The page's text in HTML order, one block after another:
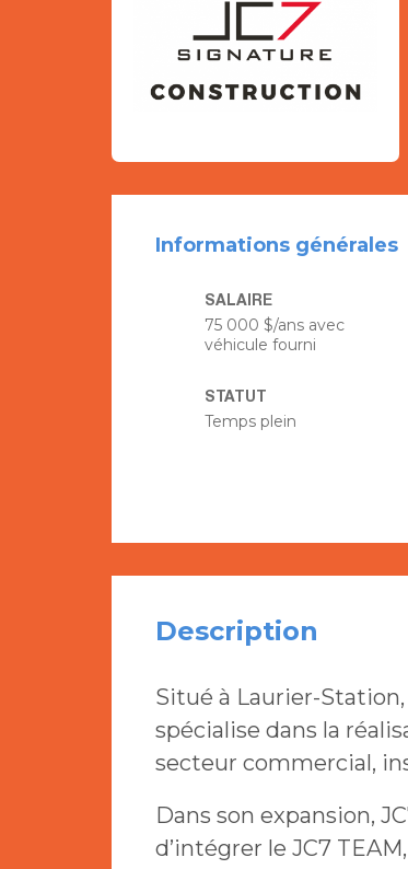
Informations générales
SALAIRE
75 000 $/ans avec
véhicule fourni
STATUT
Temps plein
Description
Situé à Laurier-
spécialise dans la
secteur commercial,
Dans son expansion,
d’intégrer le JC7